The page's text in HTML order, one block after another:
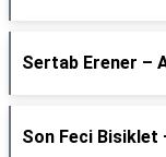
Sertab Erener –
Son Feci Bisiklet